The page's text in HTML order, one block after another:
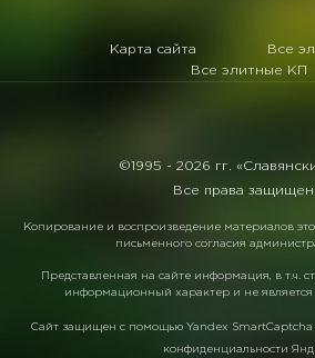
Карта сайта
Все
Все элитные КП
©1995 - 2026 гг.
Все права
Копирование и воспроизведение материалов
письменного согласия
Представленная на сайте информация, в т.ч.
информационный характер и не является
Сайт защищен с помощью Yandex SmartCaptcha
конфиденциальности